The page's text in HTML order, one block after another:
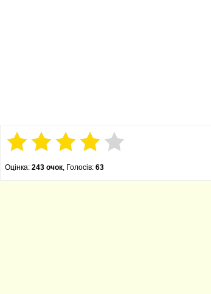
Оцінка: 243 очок, Голосів: 63